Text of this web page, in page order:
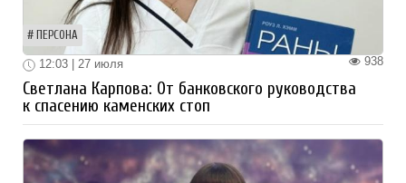
ПЕРСОНА
938
12:03 | 27 июля
Светлана Карпова: От банковского руководства
к спасению каменских стоп